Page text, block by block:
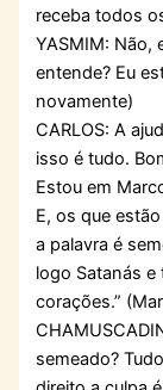
receba todos
YASMIM: Não,
entende? Eu
novamente)
CARLOS: A
isso é tudo.
Estou em
E, os que
a palavra é
logo Satanás e
corações.”
semeado?